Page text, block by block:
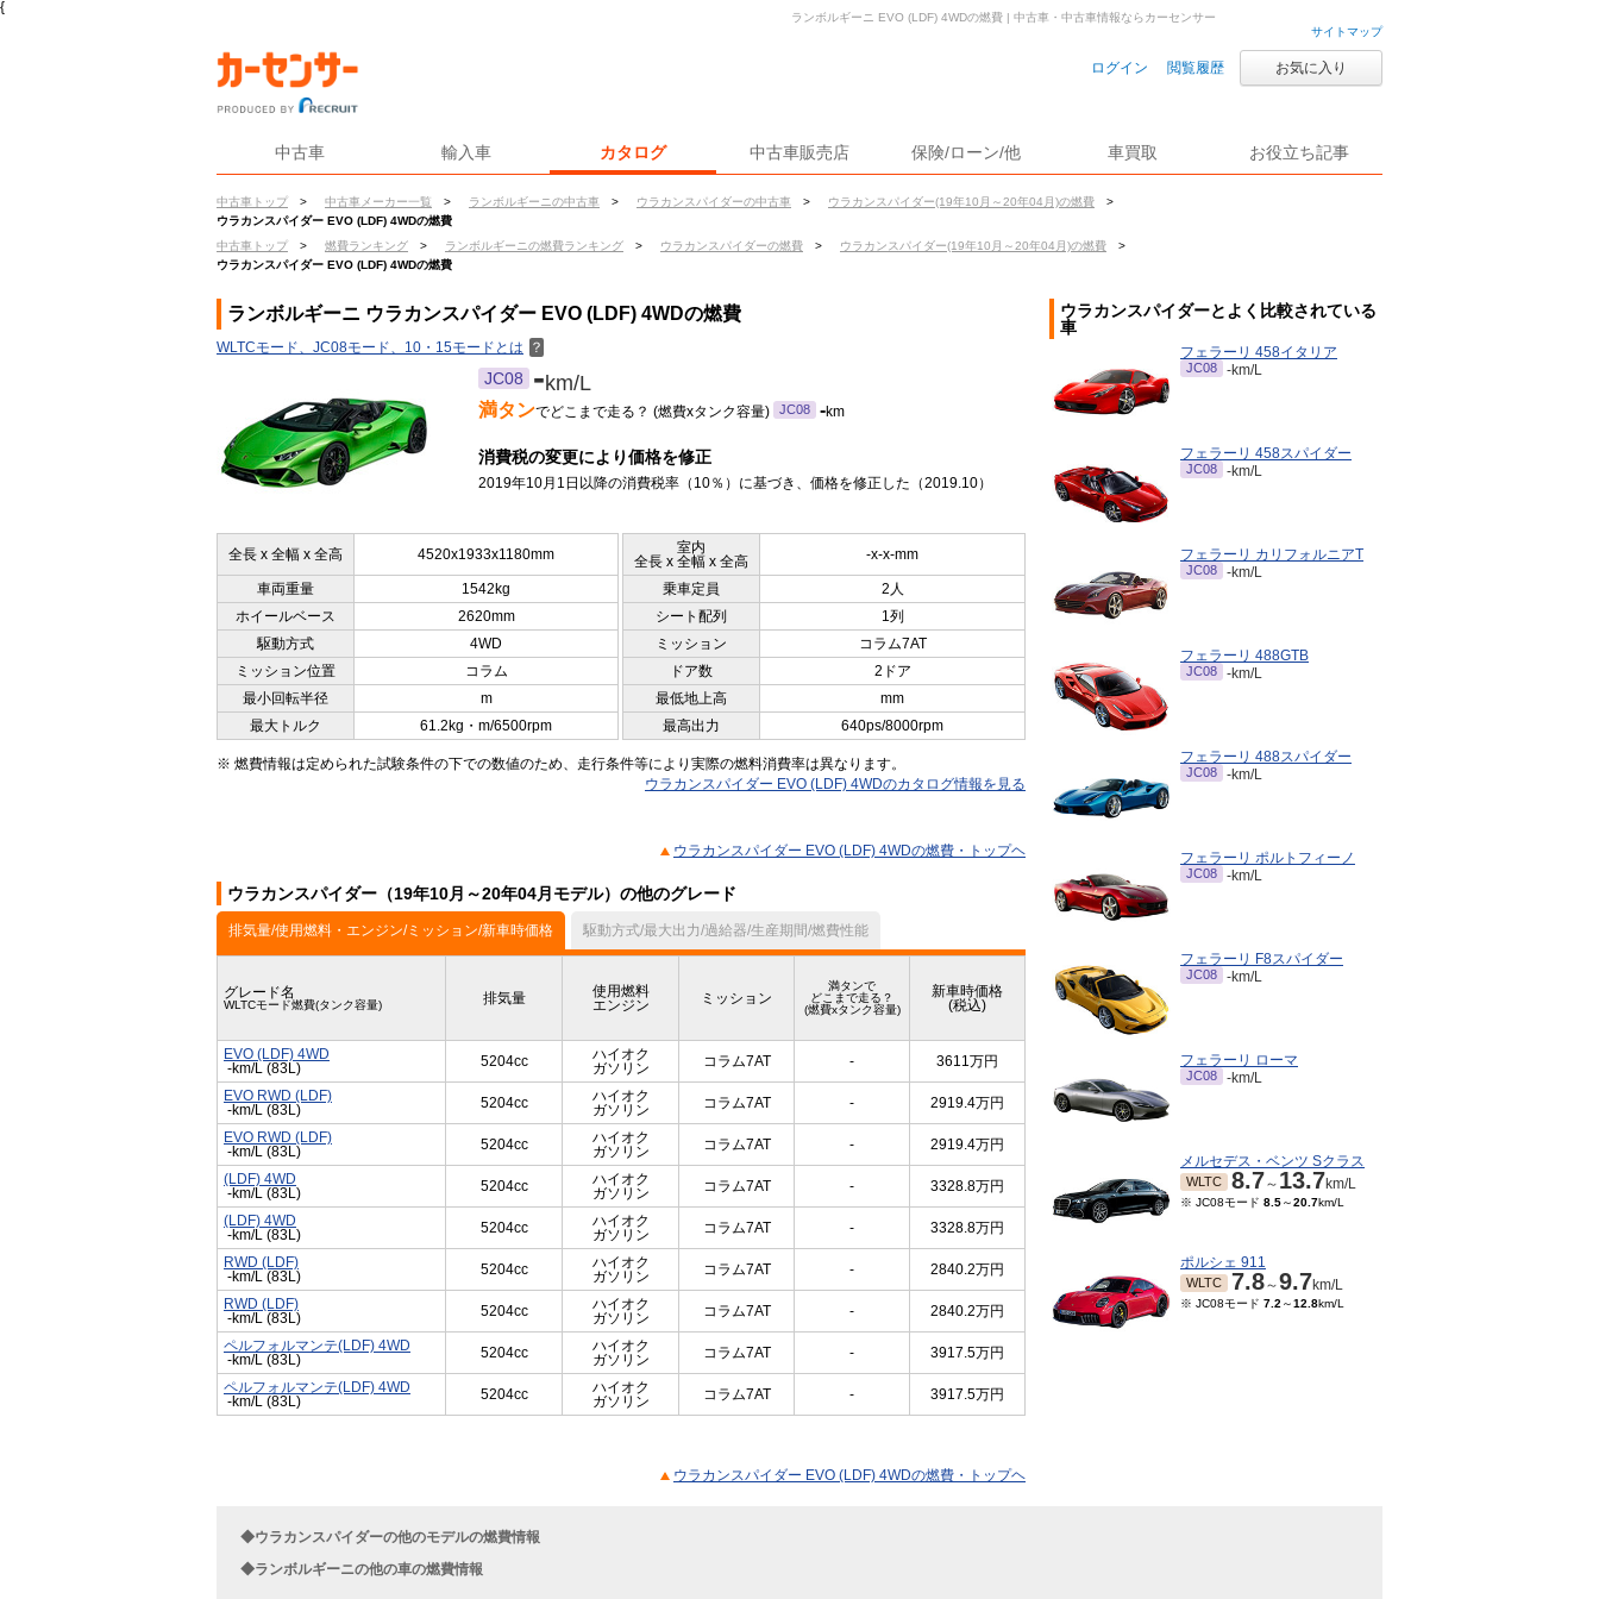
{
サイトマップ
ログイン 閲覧履歴 お気に入り
中古車 輸入車 カタログ 中古車販売店 保険/ローン/他 車買取 お役立ち記事
中古車トップ > 中古車メーカー一覧 > ランボルギーニの中古車 > ウラカンスパイダーの中古車 > ウラカンスパイダー(19年10月～20年04月)の燃費
>
ウラカンスパイダー EVO (LDF) 4WDの燃費
中古車トップ
> 燃費ランキング > ランボルギーニの燃費ランキング > ウラカンスパイダーの燃費 > ウラカンスパイダー(19年10月～20年04月)の燃費
>
ウラカンスパイダー EVO (LDF) 4WDの燃費
ランボルギーニ EVO (LDF) 4WDの燃費 | 中古車・中古車情報ならカーセンサー
ランボルギーニ ウラカンスパイダー EVO (LDF) 4WDの燃費
WLTCモード、JC08モード、10・15モードとは ？
JC08 -km/L
満タンでどこまで走る？ (燃費xタンク容量) JC08 -km
消費税の変更により価格を修正
2019年10月1日以降の消費税率（10％）に基づき、価格を修正した（2019.10）
全長 x 全幅 x 全高 4520x1933x1180mm
室内
全長 x 全幅 x 全高
-x-x-mm
車両重量 1542kg 乗車定員
2人
ホイールベース
2620mm シート配列
1列
駆動方式
4WD ミッション
コラム7AT
ミッション位置
コラム ドア数
2ドア
最小回転半径
m 最低地上高
mm
最大トルク
61.2kg・m/6500rpm 最高出力 640ps/8000rpm
※ 燃費情報は定められた試験条件の下での数値のため、走行条件等により実際の燃料消費率は異なります。
ウラカンスパイダー EVO (LDF) 4WDのカタログ情報を見る
ウラカンスパイダー EVO (LDF) 4WDの燃費・トップヘ
ウラカンスパイダー（19年10月～20年04月モデル）の他のグレード
排気量/使用燃料・エンジン/ミッション/新車時価格 駆動方式/最大出力/過給器/生産期間/燃費性能
グレード名
WLTCモード燃費(タンク容量) 排気量
使用燃料
エンジン
ミッション
満タンで
どこまで走る？
(燃費xタンク容量)
新車時価格
(税込)
EVO (LDF) 4WD
-km/L (83L)
5204cc
ハイオク
ガソリン
コラム7AT - 3611万円
EVO RWD (LDF)
-km/L (83L)
5204cc
ハイオク
ガソリン
コラム7AT - 2919.4万円
EVO RWD (LDF)
-km/L (83L)
5204cc
ハイオク
ガソリン
コラム7AT - 2919.4万円
(LDF) 4WD
-km/L (83L)
5204cc
ハイオク
ガソリン
コラム7AT - 3328.8万円
(LDF) 4WD
-km/L (83L)
5204cc
ハイオク
ガソリン
コラム7AT - 3328.8万円
RWD (LDF)
-km/L (83L)
5204cc
ハイオク
ガソリン
コラム7AT - 2840.2万円
RWD (LDF)
-km/L (83L)
5204cc
ハイオク
ガソリン
コラム7AT - 2840.2万円
ペルフォルマンテ(LDF) 4WD
-km/L (83L)
5204cc
ハイオク
ガソリン
コラム7AT - 3917.5万円
ペルフォルマンテ(LDF) 4WD
-km/L (83L)
5204cc
ハイオク
ガソリン
コラム7AT - 3917.5万円
ウラカンスパイダー EVO (LDF) 4WDの燃費・トップヘ
ウラカンスパイダーとよく比較されている
車
フェラーリ 458イタリア
JC08 -km/L
フェラーリ 458スパイダー
JC08 -km/L
フェラーリ カリフォルニアT
JC08 -km/L
フェラーリ 488GTB
JC08 -km/L
フェラーリ 488スパイダー
JC08 -km/L
フェラーリ ポルトフィーノ
JC08 -km/L
フェラーリ F8スパイダー
JC08 -km/L
フェラーリ ローマ
JC08 -km/L
メルセデス・ベンツ Sクラス
WLTC 8.7～ 13.7km/L
※ JC08モード 8.5～20.7km/L
ポルシェ 911
WLTC 7.8～9.7km/L
※ JC08モード 7.2 ～12.8km/L
◆ウラカンスパイダーの他のモデルの燃費情報
◆ランボルギーニの他の車の燃費情報